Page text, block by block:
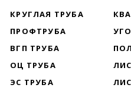
КРУГЛАЯ ТРУБА
ПРОФТРУБА
ВГП ТРУБА
ОЦ ТРУБА
ЭС ТРУБА